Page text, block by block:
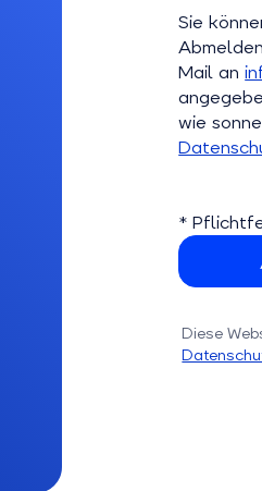
Bitte
Sie
Mail an
wie
*
Diese